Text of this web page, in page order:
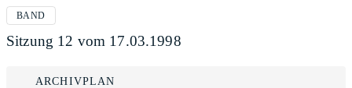
BAND
Sitzung 12 vom 17.03.1998
ARCHIVPLAN